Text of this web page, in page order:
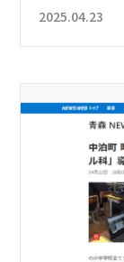
2025.04.23